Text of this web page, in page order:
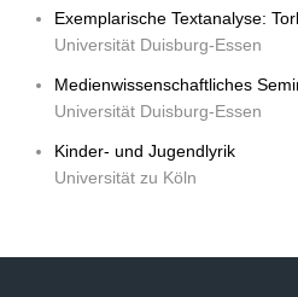
Exemplarische Textanalyse:
Universität Duisburg-Essen
Medienwissenschaftliches
Universität Duisburg-Essen
Kinder- und Jugendlyrik
Universität zu Köln